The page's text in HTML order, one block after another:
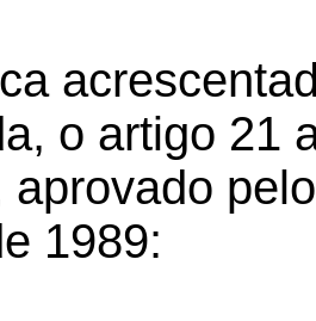
o artigo 21
aprovado
1989: